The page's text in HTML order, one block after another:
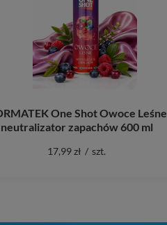
One Shot Owoce Leśne
neutralizator zapachów 600 ml
17,99 zł / szt.